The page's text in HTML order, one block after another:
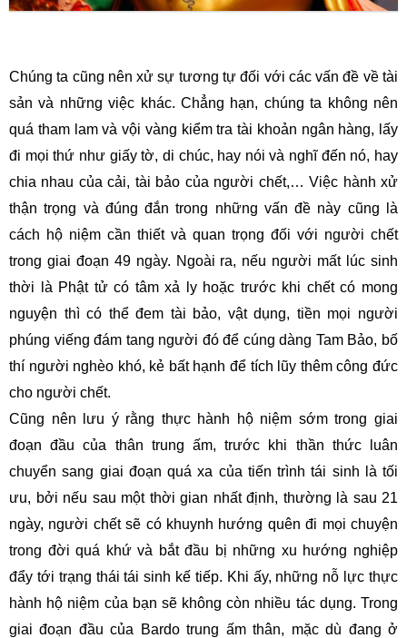
Chúng ta cũng nên xử sự tương tự đối với các vấn đề về tài
sản và những việc khác. Chẳng hạn, chúng ta không nên
quá tham lam và vội vàng kiểm tra tài khoản ngân hàng, lấy
đi mọi thứ như giấy tờ, di chúc, hay nói và nghĩ đến nó, hay
chia nhau của cải, tài bảo của người chết,… Việc hành xử
thận trọng và đúng đắn trong những vấn đề này cũng là
cách hộ niệm cần thiết và quan trọng đối với người chết
trong giai đoạn 49 ngày. Ngoài ra, nếu người mất lúc sinh
thời là Phật tử có tâm xả ly hoặc trước khi chết có mong
nguyện thì có thể đem tài bảo, vật dụng, tiền mọi người
phúng viếng đám tang người đó để cúng dàng Tam Bảo, bố
thí người nghèo khó, kẻ bất hạnh để tích lũy thêm công đức
cho người chết.
Cũng nên lưu ý rằng thực hành hộ niệm sớm trong giai
đoạn đầu của thân trung ấm, trước khi thần thức luân
chuyển sang giai đoạn quá xa của tiến trình tái sinh là tối
ưu, bởi nếu sau một thời gian nhất định, thường là sau 21
ngày, người chết sẽ có khuynh hướng quên đi mọi chuyện
trong đời quá khứ và bắt đầu bị những xu hướng nghiệp
đẩy tới trạng thái tái sinh kế tiếp. Khi ấy, những nỗ lực thực
hành hộ niệm của bạn sẽ không còn nhiều tác dụng. Trong
giai đoạn đầu của Bardo trung ấm thân, mặc dù đang ở